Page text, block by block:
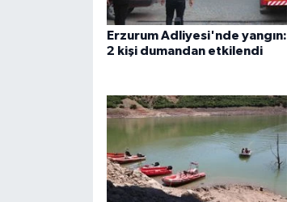
Erzurum Adliyesi'nde yangın:
2 kişi dumandan etkilendi